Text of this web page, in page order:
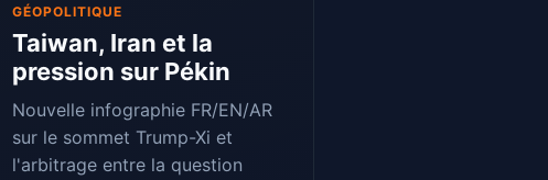
GÉOPOLITIQUE
Taiwan, Iran et la
pression sur Pékin
Nouvelle infographie FR/EN/AR
sur le sommet Trump-Xi et
l'arbitrage entre la question